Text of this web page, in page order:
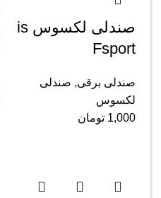
صندلی لکسوس is
Fsport
صندلی برقی, صندلی
لکسوس
1,000 تومان